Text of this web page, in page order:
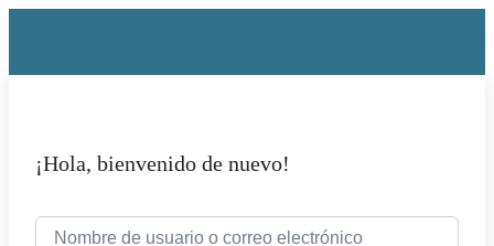
¡Hola, bienvenido de nuevo!